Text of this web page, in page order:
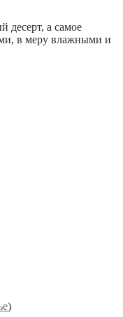
десерт, а самое
в меру влажными и
)